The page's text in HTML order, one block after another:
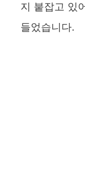
지 붙잡고 있
들었습니다.